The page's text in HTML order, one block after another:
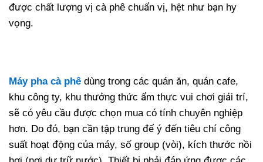
được chất lượng vị cà phê chuẩn vị, hệt như bạn hy
vọng.
Máy pha cà phê dùng trong các quán ăn, quán cafe,
khu công ty, khu thưởng thức ẩm thực vui chơi giải trí,
sẽ có yêu cầu được chọn mua có tính chuyên nghiệp
hơn. Do đó, bạn cần tập trung để ý đến tiêu chí công
suất hoạt động của máy, số group (vòi), kích thước nồi